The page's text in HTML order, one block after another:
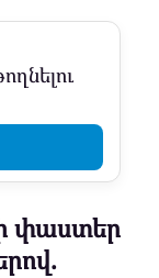
փաստեր